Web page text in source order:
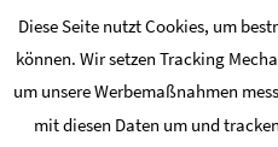
© 2024 Copyright
Diese Seite nutzt Cookies, um
können. Wir setzen Tracking
um unsere Werbemaßnahmen
mit diesen Daten um und